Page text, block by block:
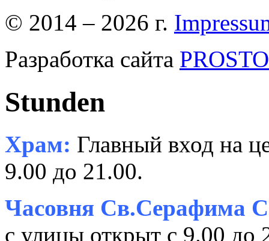
© 2014 – 2026 г.
Разработка сайта
Stunden
Храм: Главный вход на
9.00 до 21.00.
Часовня Св.Серафима
с улицы открыт с 9.00 до